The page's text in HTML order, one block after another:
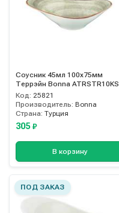
Соусник 45мл 100х75мм
Террэйн Bonna ATRSTR10KS
Код: 25821
Производитель: Bonna
Страна: Турция
305 ₽
В корзину
ПОД ЗАКАЗ